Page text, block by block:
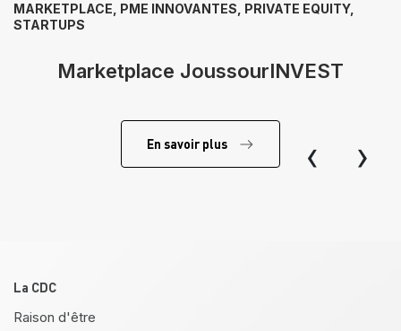
MARKETPLACE, PME INNOVANTES, PRIVATE EQUITY,
STARTUPS
Marketplace JoussourINVEST
En savoir plus ‹ ›
Pied de page
La CDC
Raison d'être